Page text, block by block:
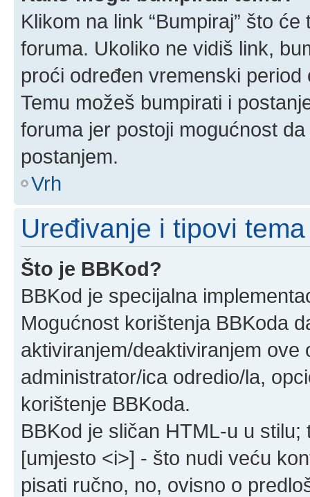
Klikom na link “Bumpiraj” što
foruma. Ukoliko ne vidiš link,
proći određen vremenski
Temu možeš bumpirati i
foruma jer postoji mogućnost
postanjem.
Vrh
Uređivanje i tipovi tema
Što je BBKod?
BBKod je specijalna
Mogućnost korištenja BBKoda
aktiviranjem/deaktiviranjem
administrator/ica odredio/la,
korištenje BBKoda.
BBKod je sličan HTML-u u
[umjesto <i>] - što nudi veću
pisati ručno, no, ovisno o